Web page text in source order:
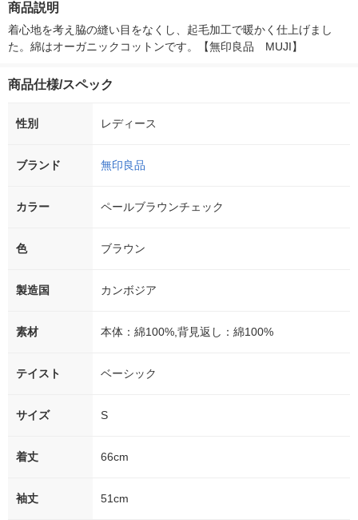
商品説明
着心地を考え脇の縫い目をなくし、起毛加工で暖かく仕上げまし
た。綿はオーガニックコットンです。【無印良品　MUJI】
商品仕様/スペック
性別 レディース
ブランド 無印良品
カラー ペールブラウンチェック
色 ブラウン
製造国 カンボジア
素材 本体：綿100%,背見返し：綿100%
テイスト ベーシック
サイズ S
着丈 66cm
袖丈 51cm